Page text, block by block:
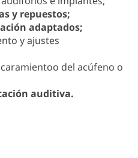
y repuestos;
adaptados;
y ajustes
del acúfeno o
auditiva.